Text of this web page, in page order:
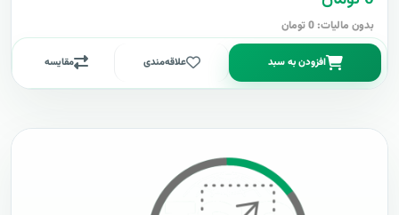
بدون مالیات: 0 تومان
افزودن به سبد علاقه‌مندی مقایسه